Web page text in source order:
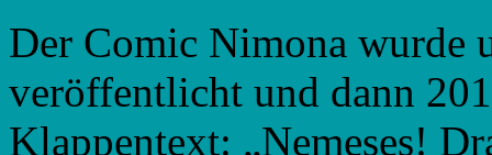
Der Comic Nimona wurde
veröffentlicht und dann
Klappentext: „Nemeses!